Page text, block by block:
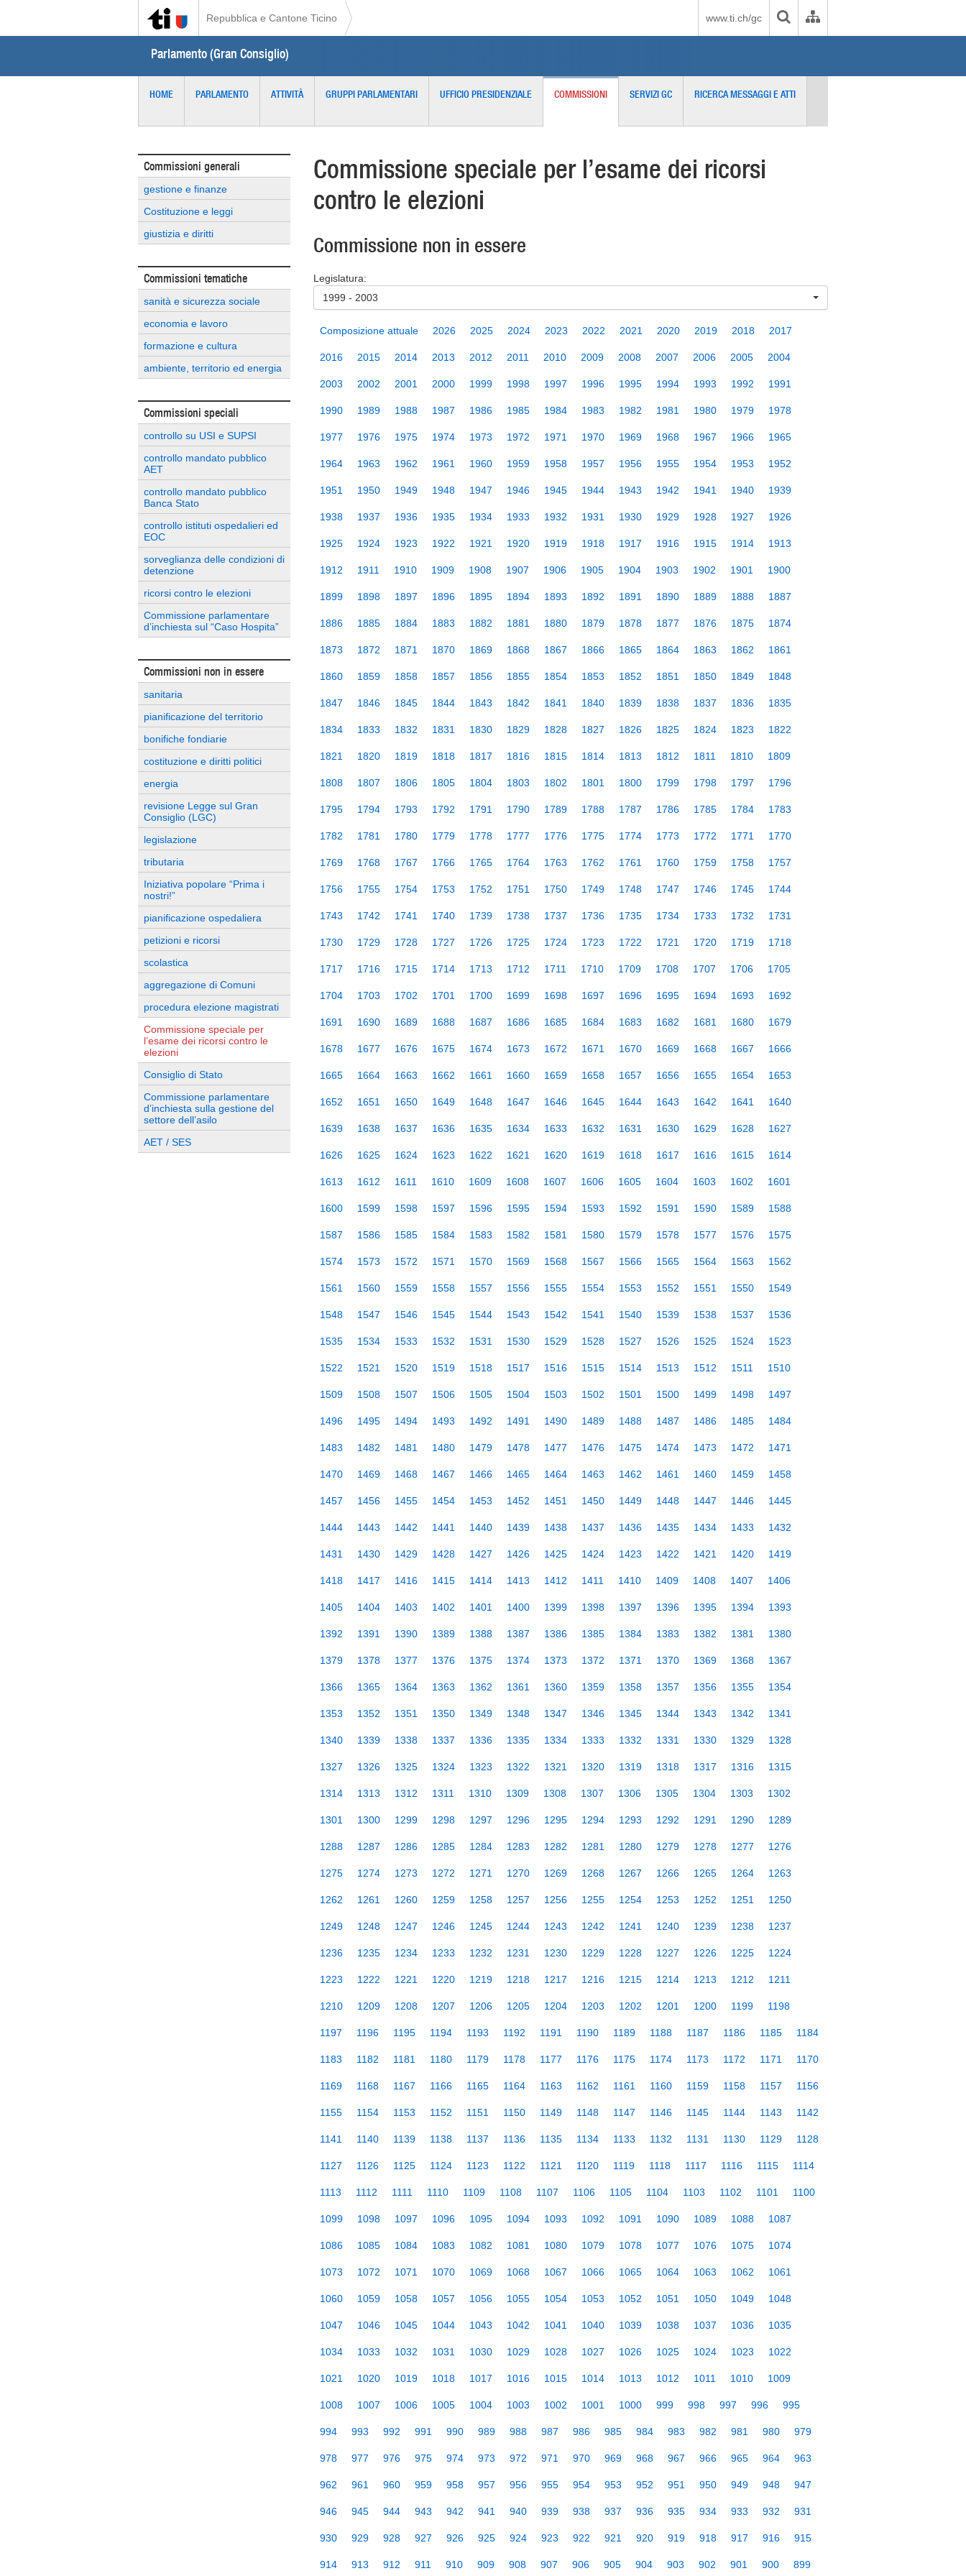
Repubblica e Cantone Ticino www.ti.ch/gc
Parlamento (Gran Consiglio)
HOME PARLAMENTO ATTIVITÀ GRUPPI PARLAMENTARI UFFICIO PRESIDENZIALE COMMISSIONI SERVIZI GC RICERCA MESSAGGI E ATTI
Commissioni generali
gestione e finanze
Costituzione e leggi
giustizia e diritti
Commissioni tematiche
sanità e sicurezza sociale
economia e lavoro
formazione e cultura
ambiente, territorio ed energia
Commissioni speciali
controllo su USI e SUPSI
controllo mandato pubblico
AET
controllo mandato pubblico
Banca Stato
controllo istituti ospedalieri ed
EOC
sorveglianza delle condizioni di
detenzione
ricorsi contro le elezioni
Commissione parlamentare
d’inchiesta sul “Caso Hospita”
Commissioni non in essere
sanitaria
pianificazione del territorio
bonifiche fondiarie
costituzione e diritti politici
energia
revisione Legge sul Gran
Consiglio (LGC)
legislazione
tributaria
Iniziativa popolare “Prima i
nostri!”
pianificazione ospedaliera
petizioni e ricorsi
scolastica
aggregazione di Comuni
procedura elezione magistrati
Commissione speciale per
l’esame dei ricorsi contro le
elezioni
Consiglio di Stato
Commissione parlamentare
d’inchiesta sulla gestione del
settore dell’asilo
AET / SES
Commissione speciale per l’esame dei ricorsi
contro le elezioni
Commissione non in essere
Legislatura:
1999 - 2003
Composizione attuale 2026 2025 2024 2023 2022 2021 2020 2019 2018 2017
2016 2015 2014 2013 2012 2011 2010 2009 2008 2007 2006 2005 2004
2003 2002 2001 2000 1999 1998 1997 1996 1995 1994 1993 1992 1991
1990 1989 1988 1987 1986 1985 1984 1983 1982 1981 1980 1979 1978
1977 1976 1975 1974 1973 1972 1971 1970 1969 1968 1967 1966 1965
1964 1963 1962 1961 1960 1959 1958 1957 1956 1955 1954 1953 1952
1951 1950 1949 1948 1947 1946 1945 1944 1943 1942 1941 1940 1939
1938 1937 1936 1935 1934 1933 1932 1931 1930 1929 1928 1927 1926
1925 1924 1923 1922 1921 1920 1919 1918 1917 1916 1915 1914 1913
1912 1911 1910 1909 1908 1907 1906 1905 1904 1903 1902 1901 1900
1899 1898 1897 1896 1895 1894 1893 1892 1891 1890 1889 1888 1887
1886 1885 1884 1883 1882 1881 1880 1879 1878 1877 1876 1875 1874
1873 1872 1871 1870 1869 1868 1867 1866 1865 1864 1863 1862 1861
1860 1859 1858 1857 1856 1855 1854 1853 1852 1851 1850 1849 1848
1847 1846 1845 1844 1843 1842 1841 1840 1839 1838 1837 1836 1835
1834 1833 1832 1831 1830 1829 1828 1827 1826 1825 1824 1823 1822
1821 1820 1819 1818 1817 1816 1815 1814 1813 1812 1811 1810 1809
1808 1807 1806 1805 1804 1803 1802 1801 1800 1799 1798 1797 1796
1795 1794 1793 1792 1791 1790 1789 1788 1787 1786 1785 1784 1783
1782 1781 1780 1779 1778 1777 1776 1775 1774 1773 1772 1771 1770
1769 1768 1767 1766 1765 1764 1763 1762 1761 1760 1759 1758 1757
1756 1755 1754 1753 1752 1751 1750 1749 1748 1747 1746 1745 1744
1743 1742 1741 1740 1739 1738 1737 1736 1735 1734 1733 1732 1731
1730 1729 1728 1727 1726 1725 1724 1723 1722 1721 1720 1719 1718
1717 1716 1715 1714 1713 1712 1711 1710 1709 1708 1707 1706 1705
1704 1703 1702 1701 1700 1699 1698 1697 1696 1695 1694 1693 1692
1691 1690 1689 1688 1687 1686 1685 1684 1683 1682 1681 1680 1679
1678 1677 1676 1675 1674 1673 1672 1671 1670 1669 1668 1667 1666
1665 1664 1663 1662 1661 1660 1659 1658 1657 1656 1655 1654 1653
1652 1651 1650 1649 1648 1647 1646 1645 1644 1643 1642 1641 1640
1639 1638 1637 1636 1635 1634 1633 1632 1631 1630 1629 1628 1627
1626 1625 1624 1623 1622 1621 1620 1619 1618 1617 1616 1615 1614
1613 1612 1611 1610 1609 1608 1607 1606 1605 1604 1603 1602 1601
1600 1599 1598 1597 1596 1595 1594 1593 1592 1591 1590 1589 1588
1587 1586 1585 1584 1583 1582 1581 1580 1579 1578 1577 1576 1575
1574 1573 1572 1571 1570 1569 1568 1567 1566 1565 1564 1563 1562
1561 1560 1559 1558 1557 1556 1555 1554 1553 1552 1551 1550 1549
1548 1547 1546 1545 1544 1543 1542 1541 1540 1539 1538 1537 1536
1535 1534 1533 1532 1531 1530 1529 1528 1527 1526 1525 1524 1523
1522 1521 1520 1519 1518 1517 1516 1515 1514 1513 1512 1511 1510
1509 1508 1507 1506 1505 1504 1503 1502 1501 1500 1499 1498 1497
1496 1495 1494 1493 1492 1491 1490 1489 1488 1487 1486 1485 1484
1483 1482 1481 1480 1479 1478 1477 1476 1475 1474 1473 1472 1471
1470 1469 1468 1467 1466 1465 1464 1463 1462 1461 1460 1459 1458
1457 1456 1455 1454 1453 1452 1451 1450 1449 1448 1447 1446 1445
1444 1443 1442 1441 1440 1439 1438 1437 1436 1435 1434 1433 1432
1431 1430 1429 1428 1427 1426 1425 1424 1423 1422 1421 1420 1419
1418 1417 1416 1415 1414 1413 1412 1411 1410 1409 1408 1407 1406
1405 1404 1403 1402 1401 1400 1399 1398 1397 1396 1395 1394 1393
1392 1391 1390 1389 1388 1387 1386 1385 1384 1383 1382 1381 1380
1379 1378 1377 1376 1375 1374 1373 1372 1371 1370 1369 1368 1367
1366 1365 1364 1363 1362 1361 1360 1359 1358 1357 1356 1355 1354
1353 1352 1351 1350 1349 1348 1347 1346 1345 1344 1343 1342 1341
1340 1339 1338 1337 1336 1335 1334 1333 1332 1331 1330 1329 1328
1327 1326 1325 1324 1323 1322 1321 1320 1319 1318 1317 1316 1315
1314 1313 1312 1311 1310 1309 1308 1307 1306 1305 1304 1303 1302
1301 1300 1299 1298 1297 1296 1295 1294 1293 1292 1291 1290 1289
1288 1287 1286 1285 1284 1283 1282 1281 1280 1279 1278 1277 1276
1275 1274 1273 1272 1271 1270 1269 1268 1267 1266 1265 1264 1263
1262 1261 1260 1259 1258 1257 1256 1255 1254 1253 1252 1251 1250
1249 1248 1247 1246 1245 1244 1243 1242 1241 1240 1239 1238 1237
1236 1235 1234 1233 1232 1231 1230 1229 1228 1227 1226 1225 1224
1223 1222 1221 1220 1219 1218 1217 1216 1215 1214 1213 1212 1211
1210 1209 1208 1207 1206 1205 1204 1203 1202 1201 1200 1199 1198
1197 1196 1195 1194 1193 1192 1191 1190 1189 1188 1187 1186 1185 1184
1183 1182 1181 1180 1179 1178 1177 1176 1175 1174 1173 1172 1171 1170
1169 1168 1167 1166 1165 1164 1163 1162 1161 1160 1159 1158 1157 1156
1155 1154 1153 1152 1151 1150 1149 1148 1147 1146 1145 1144 1143 1142
1141 1140 1139 1138 1137 1136 1135 1134 1133 1132 1131 1130 1129 1128
1127 1126 1125 1124 1123 1122 1121 1120 1119 1118 1117 1116 1115 1114
1113 1112 1111 1110 1109 1108 1107 1106 1105 1104 1103 1102 1101 1100
1099 1098 1097 1096 1095 1094 1093 1092 1091 1090 1089 1088 1087
1086 1085 1084 1083 1082 1081 1080 1079 1078 1077 1076 1075 1074
1073 1072 1071 1070 1069 1068 1067 1066 1065 1064 1063 1062 1061
1060 1059 1058 1057 1056 1055 1054 1053 1052 1051 1050 1049 1048
1047 1046 1045 1044 1043 1042 1041 1040 1039 1038 1037 1036 1035
1034 1033 1032 1031 1030 1029 1028 1027 1026 1025 1024 1023 1022
1021 1020 1019 1018 1017 1016 1015 1014 1013 1012 1011 1010 1009
1008 1007 1006 1005 1004 1003 1002 1001 1000 999 998 997 996 995
994 993 992 991 990 989 988 987 986 985 984 983 982 981 980 979
978 977 976 975 974 973 972 971 970 969 968 967 966 965 964 963
962 961 960 959 958 957 956 955 954 953 952 951 950 949 948 947
946 945 944 943 942 941 940 939 938 937 936 935 934 933 932 931
930 929 928 927 926 925 924 923 922 921 920 919 918 917 916 915
914 913 912 911 910 909 908 907 906 905 904 903 902 901 900 899